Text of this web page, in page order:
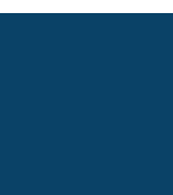
ser